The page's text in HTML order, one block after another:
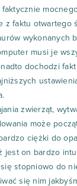
z faktu otwartego
wykonanych
musi je
dochodzi
zwierząt,
może
ciężki do
jest on bardzo
stopniowo do
się nim